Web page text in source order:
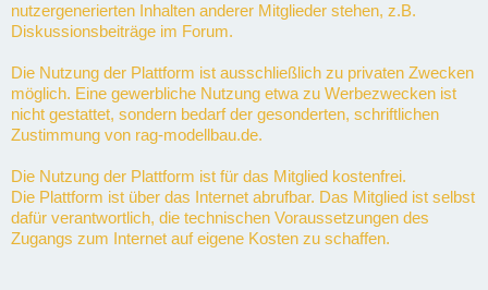
nutzergenerierten Inhalten anderer Mitglieder stehen, z.B.
Diskussionsbeiträge im Forum.
Die Nutzung der Plattform ist ausschließlich zu privaten Zwecken
möglich. Eine gewerbliche Nutzung etwa zu Werbezwecken ist
nicht gestattet, sondern bedarf der gesonderten, schriftlichen
Zustimmung von rag-modellbau.de.
Die Nutzung der Plattform ist für das Mitglied kostenfrei.
Die Plattform ist über das Internet abrufbar. Das Mitglied ist selbst
dafür verantwortlich, die technischen Voraussetzungen des
Zugangs zum Internet auf eigene Kosten zu schaffen.